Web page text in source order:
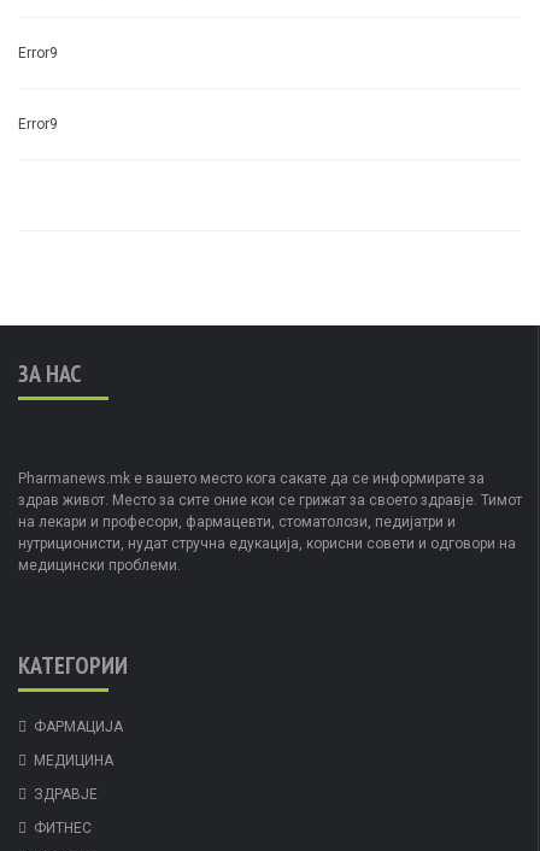
Error9
Error9
ЗА НАС
Pharmanews.mk е вашето место кога сакате да се информирате за
здрав живот. Место за сите оние кои се грижат за своето здравје. Тимот
на лекари и професори, фармацевти, стоматолози, педијатри и
нутриционисти, нудат стручна едукација, корисни совети и одговори на
медицински проблеми.
КАТЕГОРИИ
ФАРМАЦИЈА
МЕДИЦИНА
ЗДРАВЈЕ
ФИТНЕС